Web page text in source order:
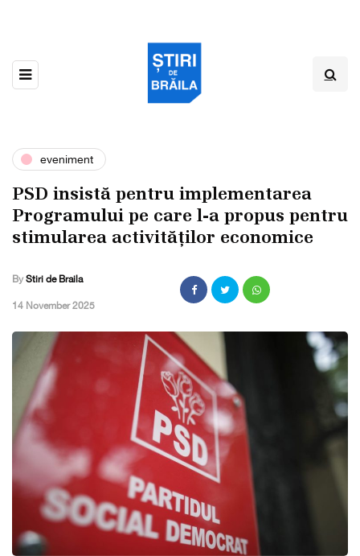
eveniment
PSD insistă pentru implementarea
Programului pe care l-a propus pentru
stimularea activităților economice
By Stiri de Braila
,14 November 2025